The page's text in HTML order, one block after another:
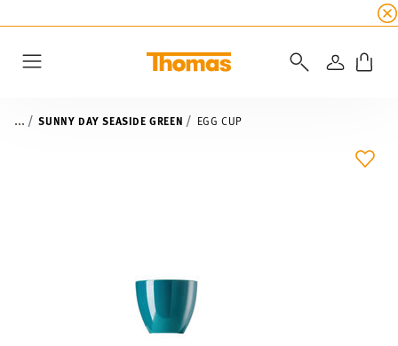
all
LOGIN
... SUNNY DAY SEASIDE GREEN EGG CUP
ADD